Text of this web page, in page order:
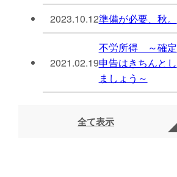
2023.10.12準備が必要、秋。
2021.02.19
不労所得 ～確定
申告はきちんとし
ましょう～
全て表示